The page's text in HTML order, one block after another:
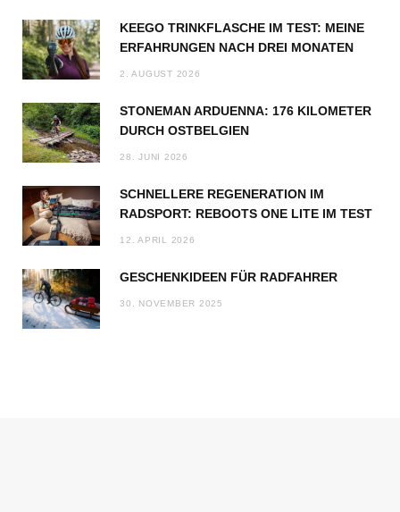
KEEGO TRINKFLASCHE IM TEST: MEINE
ERFAHRUNGEN NACH DREI MONATEN
2. AUGUST 2026
STONEMAN ARDUENNA: 176 KILOMETER
DURCH OSTBELGIEN
28. JUNI 2026
SCHNELLERE REGENERATION IM
RADSPORT: REBOOTS ONE LITE IM TEST
12. APRIL 2026
GESCHENKIDEEN FÜR RADFAHRER
30. NOVEMBER 2025